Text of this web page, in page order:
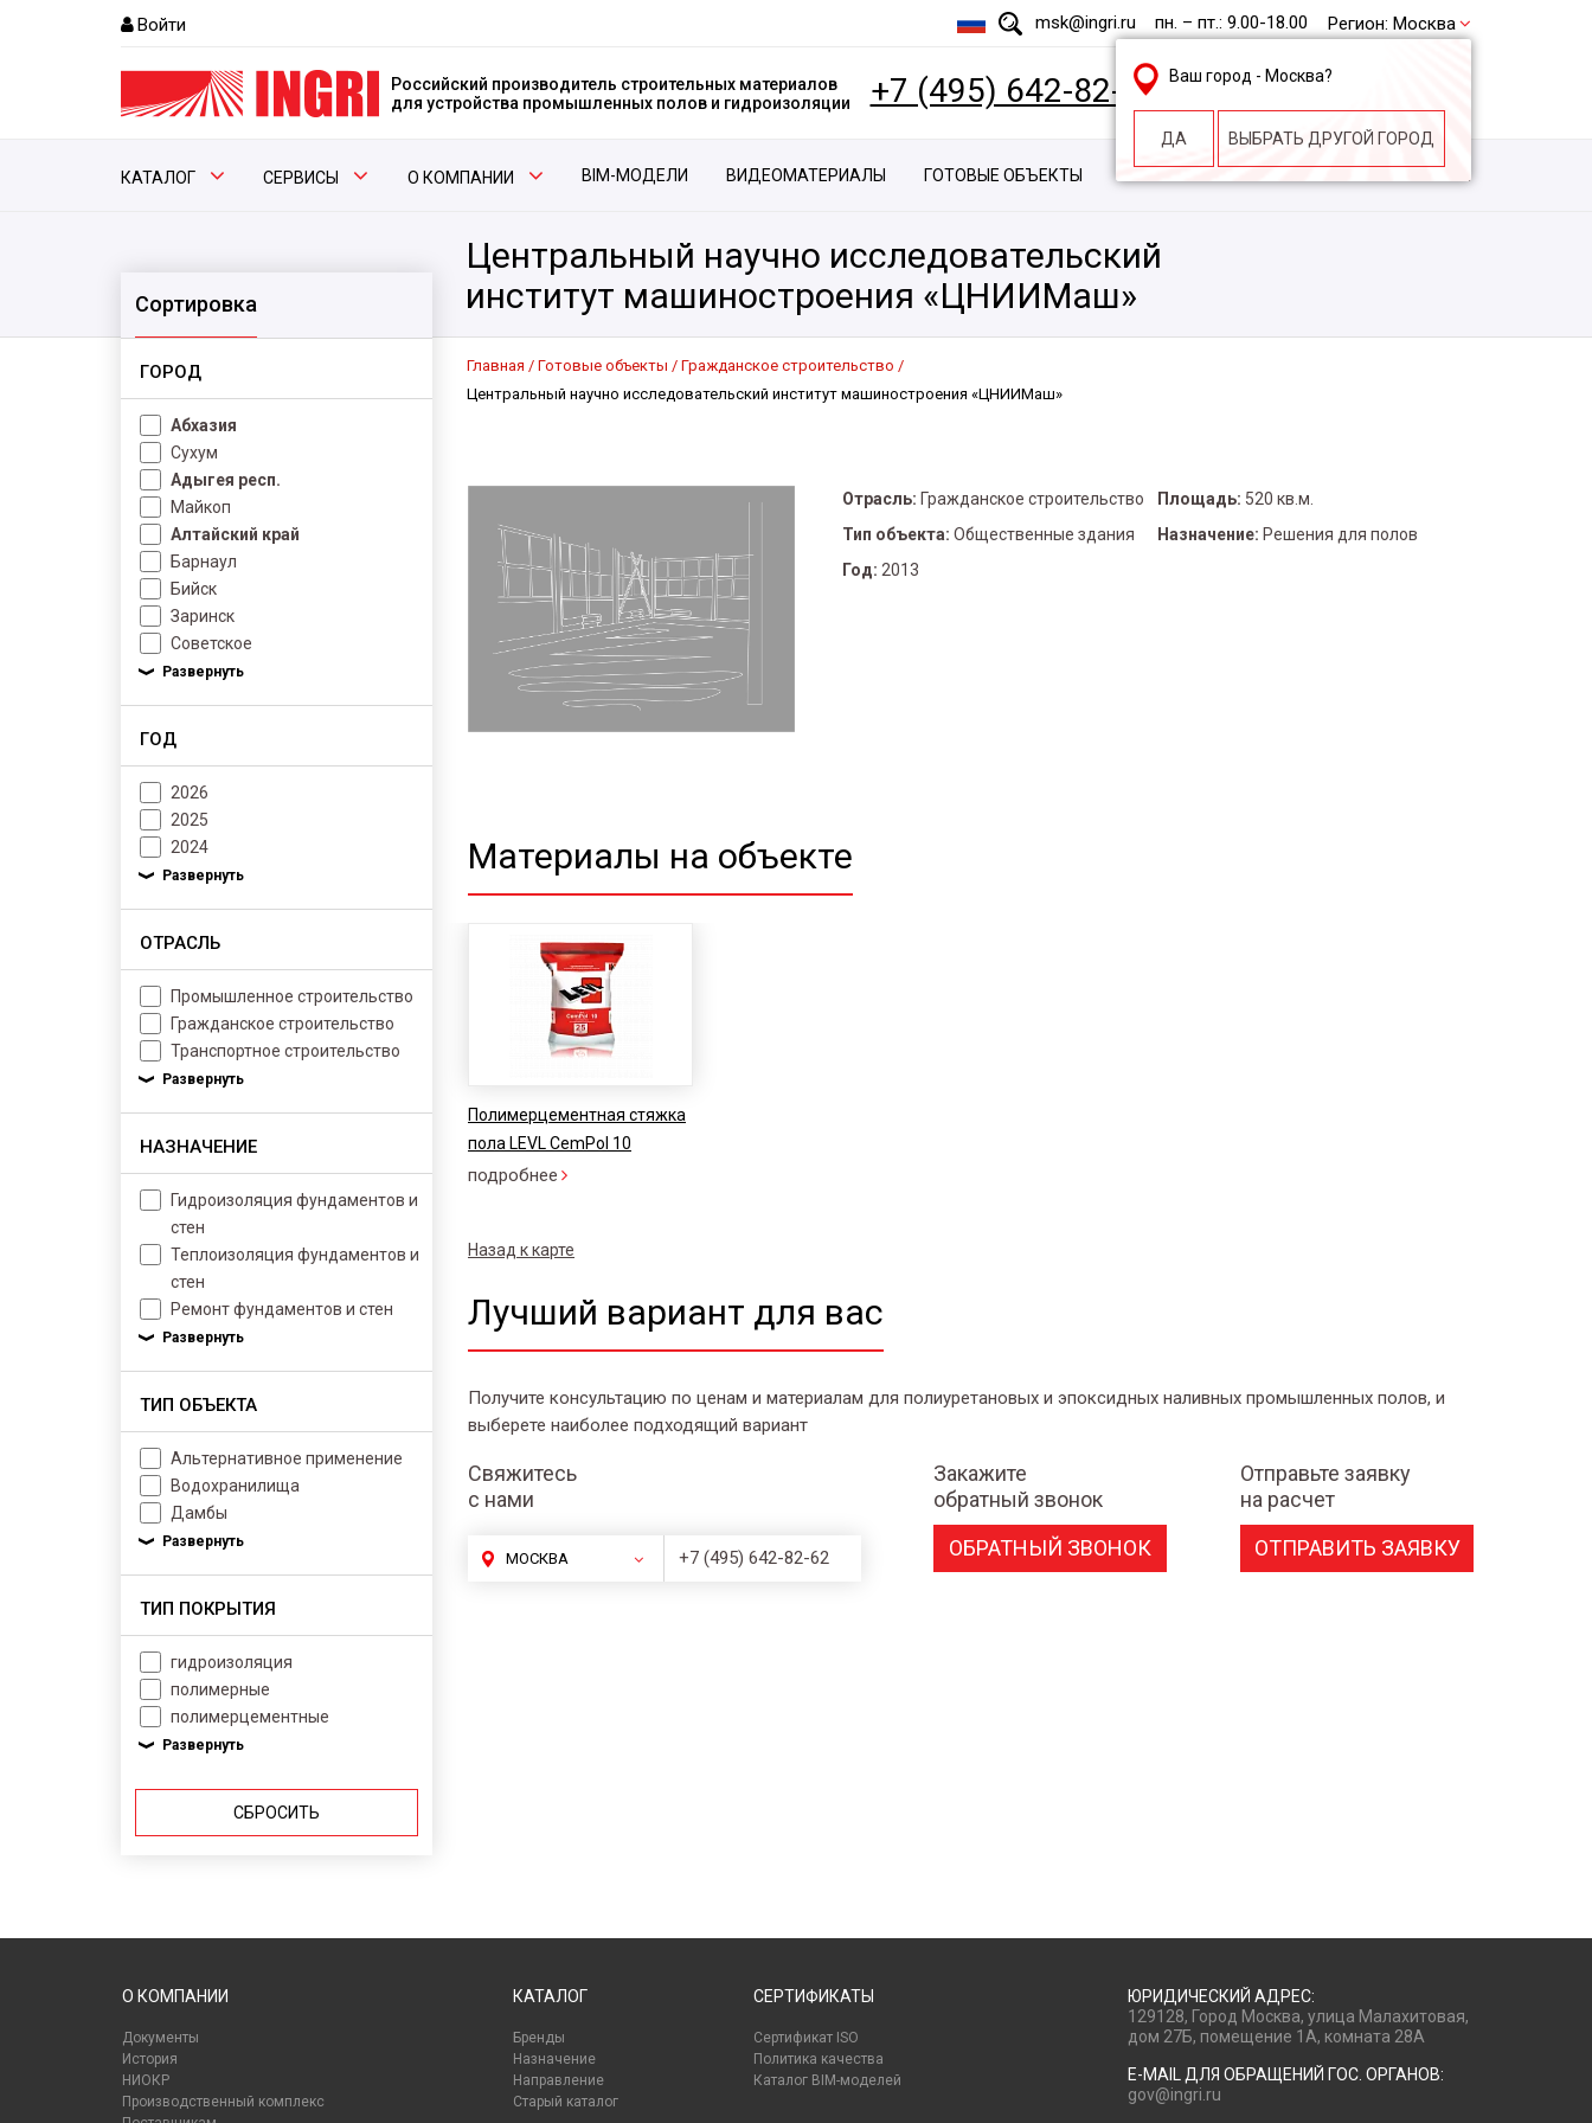
Войти msk@ingri.ru пн. – пт.: 9.00-18.00 Регион: Москва
Ваш город - Москва?
ДА ВЫБРАТЬ ДРУГОЙ ГОРОД
Российский производитель строительных материалов
для устройства промышленных полов и гидроизоляции
+7 (495) 642-82-62
КАТАЛОГ СЕРВИСЫ О КОМПАНИИ BIM-МОДЕЛИ ВИДЕОМАТЕРИАЛЫ ГОТОВЫЕ ОБЪЕКТЫ
Центральный научно исследовательский
институт машиностроения «ЦНИИМаш»
Сортировка
ГОРОД
Абхазия
Сухум
Адыгея респ.
Майкоп
Алтайский край
Барнаул
Бийск
Заринск
Советское
ГОД
2026
2025
2024
ОТРАСЛЬ
Промышленное строительство
Гражданское строительство
Транспортное строительство
НАЗНАЧЕНИЕ
Гидроизоляция фундаментов и
стен
Теплоизоляция фундаментов и
стен
Ремонт фундаментов и стен
ТИП ОБЪЕКТА
Альтернативное применение
Водохранилища
Дамбы
ТИП ПОКРЫТИЯ
гидроизоляция
полимерные
полимерцементные
СБРОСИТЬ
Главная Готовые объекты
Гражданское строительство
Центральный научно исследовательский институт машиностроения «ЦНИИМаш»
Отрасль: Гражданское строительство Площадь: 520 кв.м.
Тип объекта: Общественные здания Назначение: Решения для полов
Год: 2013
Материалы на объекте
Полимерцементная стяжка
пола LEVL CemPol 10
подробнее
Назад к карте
Лучший вариант для вас
Получите консультацию по ценам и материалам для полиуретановых и эпоксидных наливных промышленных полов, и
выберете наиболее подходящий вариант
Свяжитесь
с нами
МОСКВА +7 (495) 642-82-62
Закажите
обратный звонок
ОБРАТНЫЙ ЗВОНОК
Отправьте заявку
на расчет
ОТПРАВИТЬ ЗАЯВКУ
О КОМПАНИИ
Документы
История
НИОКР
Производственный комплекс
КАТАЛОГ
Бренды
Назначение
Направление
Старый каталог
СЕРТИФИКАТЫ
Сертификат ISO
Политика качества
Каталог BIM-моделей
ЮРИДИЧЕСКИЙ АДРЕС:
129128, Город Москва, улица Малахитовая,
дом 27Б, помещение 1А, комната 28А
E-MAIL ДЛЯ ОБРАЩЕНИЙ ГОС. ОРГАНОВ:
gov@ingri.ru